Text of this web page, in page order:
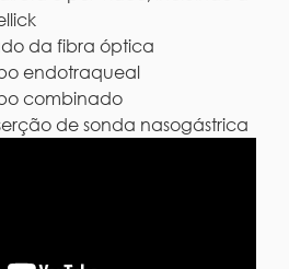
da fibra óptica
endotraqueal
combinado
de sonda nasogástrica